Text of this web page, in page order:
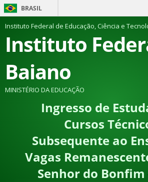
BRASIL
Instituto Federal de Educação, Ciência e
Instituto
Baiano
MINISTÉRIO DA EDUCAÇÃO
Ingresso de
Cursos
Subsequente ao
Vagas
Senhor do Bonfim